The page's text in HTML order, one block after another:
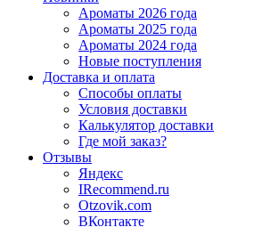
Ароматы 2026 года
Ароматы 2025 года
Ароматы 2024 года
Новые поступления
Доставка и оплата
Способы оплаты
Условия доставки
Калькулятор доставки
Где мой заказ?
Отзывы
Яндекс
IRecommend.ru
Otzovik.com
ВКонтакте